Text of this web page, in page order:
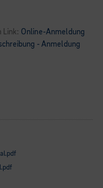
Link: Online-Anmeldung
- Anmeldung